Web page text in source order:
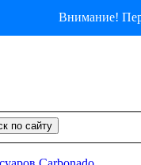
Внимание!
по сайту